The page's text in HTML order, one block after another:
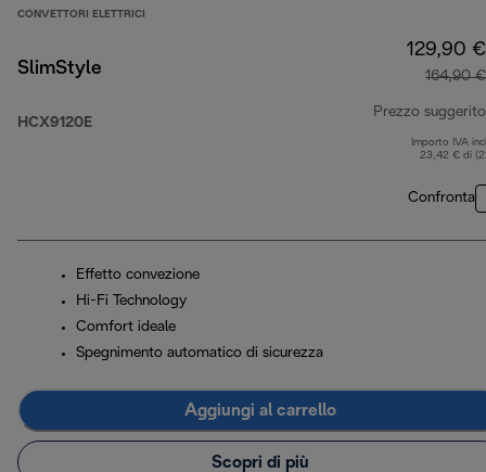
CONVETTORI ELETTRICI
SlimStyle
HCX9120E
129,90 €
164,90 €
Prezzo suggerito
Importo IVA
23,42 € di
Confronta
Effetto convezione
Hi-Fi Technology
Comfort ideale
Spegnimento automatico di sicurezza
Aggiungi al carrello
Scopri di più